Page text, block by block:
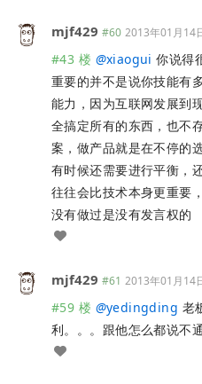
mjf429 #60 2013年01月14
#43 楼 @xiaogui 你说得
重要的并不是说你技能有
能力，因为互联网发展到
全搞定所有的东西，也不
案，做产品就是在不停的
有时候还需要进行平衡，
往往会比技术本身更重要
没有做过是没有发言权的
mjf429 #61 2013年01月14
#59 楼 @yedingding 老
利。。。跟他怎么都说不